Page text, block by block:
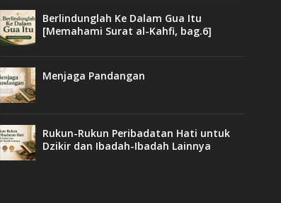
Berlindunglah Ke Dalam Gua Itu
[Memahami Surat al-Kahfi, bag.6]
Menjaga Pandangan
Rukun-Rukun Peribadatan Hati untuk
Dzikir dan Ibadah-Ibadah Lainnya